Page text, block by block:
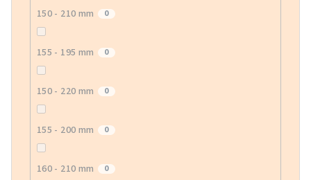
150 - 210 mm 0
155 - 195 mm 0
150 - 220 mm 0
155 - 200 mm 0
160 - 210 mm 0